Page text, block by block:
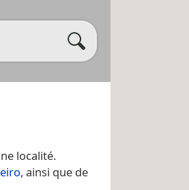
localité.
, ainsi que de